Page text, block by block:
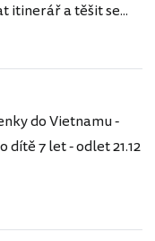
itinerář a těšit se...
do Vietnamu -
dítě 7 let - odlet 21.12